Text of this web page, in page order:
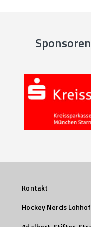
Kontakt
Hockey Nerds Lohhof